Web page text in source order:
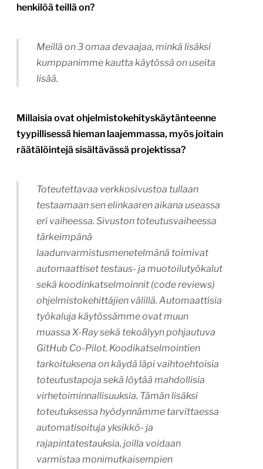
henkilöä teillä on?
Meillä on 3 omaa devaajaa, minkä lisäksi
kumppanimme kautta käytössä on useita
lisää.
Millaisia ovat ohjelmistokehityskäytänteenne
tyypillisessä hieman laajemmassa, myös joitain
räätälöintejä sisältävässä projektissa?
Toteutettavaa verkkosivustoa tullaan
testaamaan sen elinkaaren aikana useassa
eri vaiheessa. Sivuston toteutusvaiheessa
tärkeimpänä
laadunvarmistusmenetelmänä toimivat
automaattiset testaus- ja muotoilutyökalut
sekä koodinkatselmoinnit (code reviews)
ohjelmistokehittäjien välillä. Automaattisia
työkaluja käytössämme ovat muun
muassa X-Ray sekä tekoälyyn pohjautuva
GitHub Co-Pilot. Koodikatselmointien
tarkoituksena on käydä läpi vaihtoehtoisia
toteutustapoja sekä löytää mahdollisia
virhetoiminnallisuuksia. Tämän lisäksi
toteutuksessa hyödynnämme tarvittaessa
automatisoituja yksikkö- ja
rajapintatestauksia, joilla voidaan
varmistaa monimutkaisempien